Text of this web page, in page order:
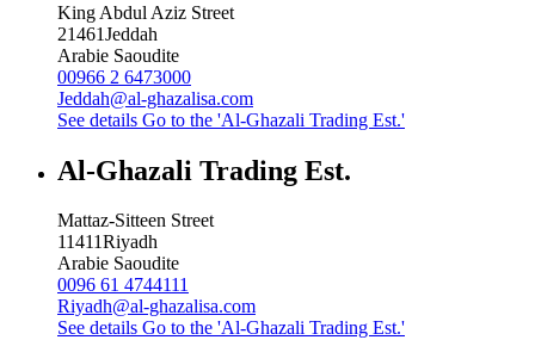
King Abdul Aziz Street
21461Jeddah
Arabie Saoudite
00966 2 6473000
Jeddah@al-ghazalisa.com
See details Go to the 'Al-Ghazali Trading Est.'
Al-Ghazali Trading Est.
Mattaz-Sitteen Street
11411Riyadh
Arabie Saoudite
0096 61 4744111
Riyadh@al-ghazalisa.com
See details Go to the 'Al-Ghazali Trading Est.'